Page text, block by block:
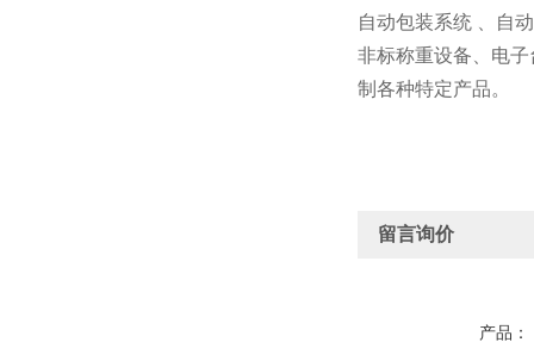
自动包装系统 、自
非标称重设备、电
制各种特定产品。
留言询价
产品：